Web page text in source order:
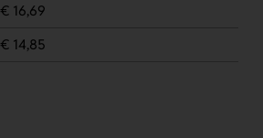
€ 16,69
€ 14,85